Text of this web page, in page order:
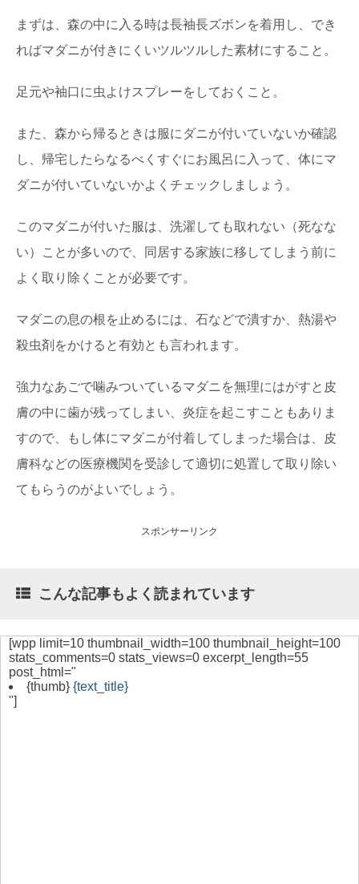
まずは、森の中に入る時は長袖長ズボンを着用し、でき
ればマダニが付きにくいツルツルした素材にすること。
足元や袖口に虫よけスプレーをしておくこと。
また、森から帰るときは服にダニが付いていないか確認
し、帰宅したらなるべくすぐにお風呂に入って、体にマ
ダニが付いていないかよくチェックしましょう。
このマダニが付いた服は、洗濯しても取れない（死なな
い）ことが多いので、同居する家族に移してしまう前に
よく取り除くことが必要です。
マダニの息の根を止めるには、石などで潰すか、熱湯や
殺虫剤をかけると有効とも言われます。
強力なあごで噛みついているマダニを無理にはがすと皮
膚の中に歯が残ってしまい、炎症を起こすこともありま
すので、もし体にマダニが付着してしまった場合は、皮
膚科などの医療機関を受診して適切に処置して取り除い
てもらうのがよいでしょう。
スポンサーリンク
こんな記事もよく読まれています
[wpp limit=10 thumbnail_width=100 thumbnail_height=100
stats_comments=0 stats_views=0 excerpt_length=55
post_html="
{thumb} {text_title}
"]